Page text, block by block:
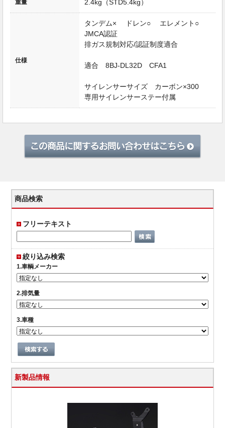
重量 2.4kg（STD5.4kg）
仕様
タンデム× ドレン○ エレメント○
JMCA認証
排ガス規制対応/認証制度適合
適合 8BJ-DL32D CFA1
サイレンサーサイズ カーボン×300
専用サイレンサーステー付属
商品検索
フリーテキスト
絞り込み検索
1.車輌メーカー
2.排気量
3.車種
新製品情報